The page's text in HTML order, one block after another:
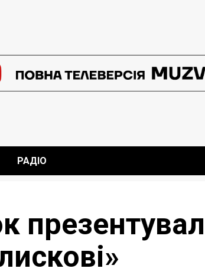
РАДІО